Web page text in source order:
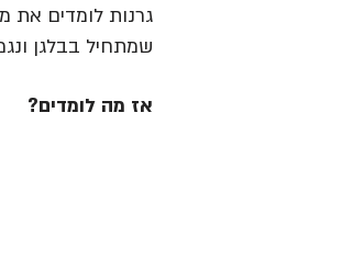
גרנות לומדים את
שמתחיל בבלגן
אז מה לומדים?